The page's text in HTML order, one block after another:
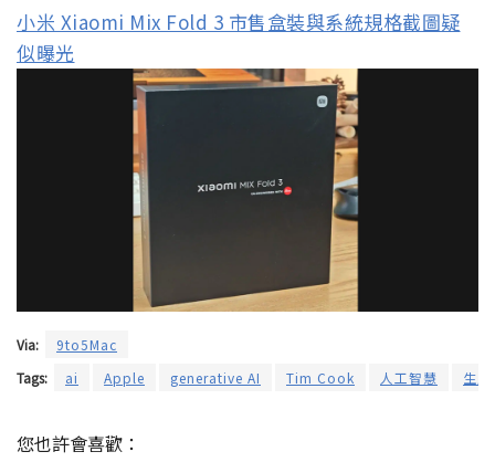
小米 Xiaomi Mix Fold 3 市售盒裝與系統規格截圖疑
似曝光
Via:
9to5Mac
Tags:
ai Apple generative AI Tim Cook 人工智慧 生
您也許會喜歡：